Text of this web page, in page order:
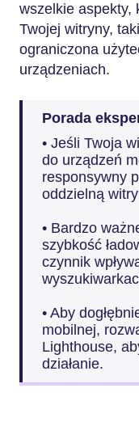
wszelkie aspekty,
Twojej witryny,
ograniczona
urządzeniach.
Porada
• Jeśli Twoja
do urządzeń
responsywny
oddzielną
• Bardzo
szybkość
czynnik
• Aby
mobilnej,
Lighthouse,
działanie.